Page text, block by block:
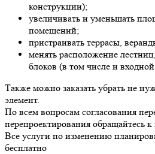
конструкции);
увеличивать и уменьшать
помещений;
пристраивать террасы,
менять расположение
блоков (в том числе и
Также можно заказать убрать не
элемент.
По всем вопросам согласования
перепроектирования обращайтесь
Все услуги по изменению
бесплатно